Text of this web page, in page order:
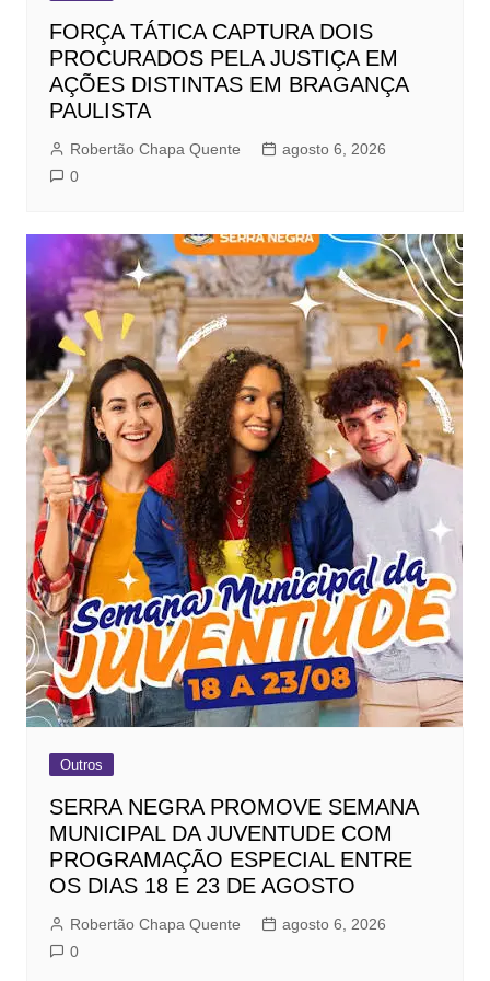
FORÇA TÁTICA CAPTURA DOIS
PROCURADOS PELA JUSTIÇA EM
AÇÕES DISTINTAS EM BRAGANÇA
PAULISTA
Robertão Chapa Quente
agosto 6, 2026
0
Outros
SERRA NEGRA PROMOVE SEMANA
MUNICIPAL DA JUVENTUDE COM
PROGRAMAÇÃO ESPECIAL ENTRE
OS DIAS 18 E 23 DE AGOSTO
Robertão Chapa Quente
agosto 6, 2026
0